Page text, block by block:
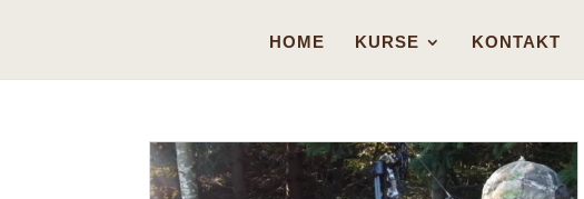
HOME KURSE KONTAKT